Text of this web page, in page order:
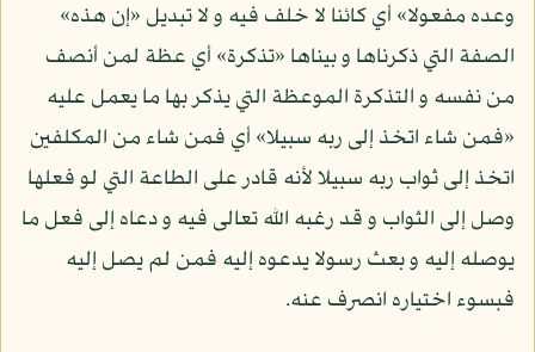
وعده مفعولا» أي كائنا لا خلف فيه و لا تبديل «إن هذه»
الصفة التي ذكرناها و بيناها «تذكرة» أي عظة لمن أنصف
من نفسه و التذكرة الموعظة التي يذكر بها ما يعمل عليه
«فمن شاء اتخذ إلى ربه سبيلا» أي فمن شاء من المكلفين
اتخذ إلى ثواب ربه سبيلا لأنه قادر على الطاعة التي لو فعلها
وصل إلى الثواب و قد رغبه الله تعالى فيه و دعاه إلى فعل ما
يوصله إليه و بعث رسولا يدعوه إليه فمن لم يصل إليه
فبسوء اختياره انصرف عنه.